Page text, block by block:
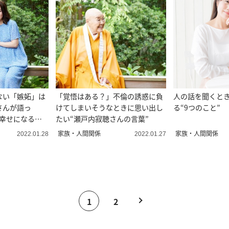
「嫉妬」は
が語っ
せになる方
2022.01.28
「覚悟はある？」不倫の誘惑に負
けてしまいそうなときに思い出し
たい“瀬戸内寂聴さんの言葉”
家族・人間関係 2022.01.27
人の話を聞くと
る“9つのこと”
家族・人間関係
1 2